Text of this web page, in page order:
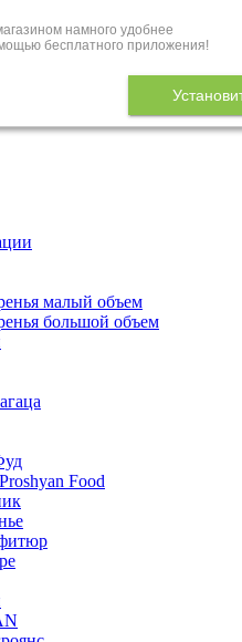
намного удобнее
бесплатного приложения!
малый объем
большой объем
Food